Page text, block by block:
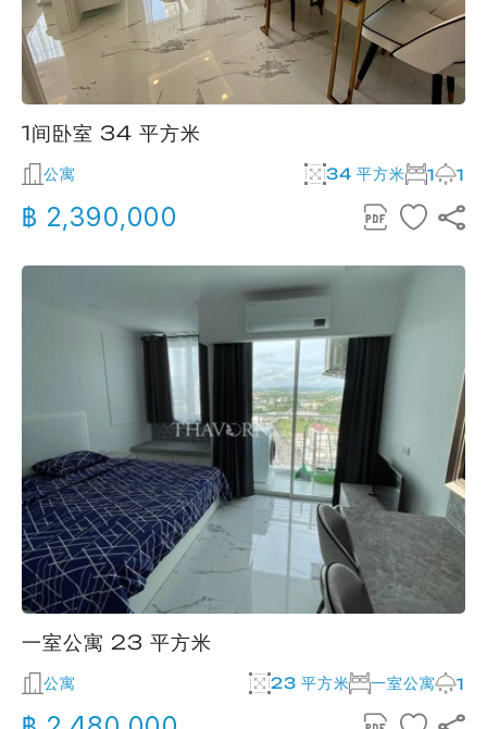
1间卧室 34 平方米
公寓 34 平方米 1 1
฿ 2,390,000
一室公寓 23 平方米
公寓 23 平方米 一室公寓 1